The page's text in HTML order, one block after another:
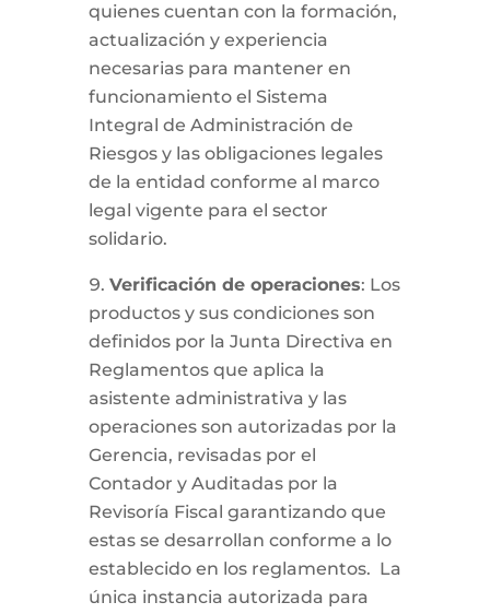
quienes cuentan con la formación,
actualización y experiencia
necesarias para mantener en
funcionamiento el Sistema
Integral de Administración de
Riesgos y las obligaciones legales
de la entidad conforme al marco
legal vigente para el sector
solidario.
Verificación de operaciones: Los
productos y sus condiciones son
definidos por la Junta Directiva en
Reglamentos que aplica la
asistente administrativa y las
operaciones son autorizadas por la
Gerencia, revisadas por el
Contador y Auditadas por la
Revisoría Fiscal garantizando que
estas se desarrollan conforme a lo
establecido en los reglamentos. La
única instancia autorizada para